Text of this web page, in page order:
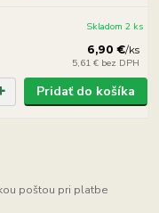
6,90 €/ks
5,61 € bez DPH
Skladom 2 ks
Pridať do košíka
poštou pri platbe